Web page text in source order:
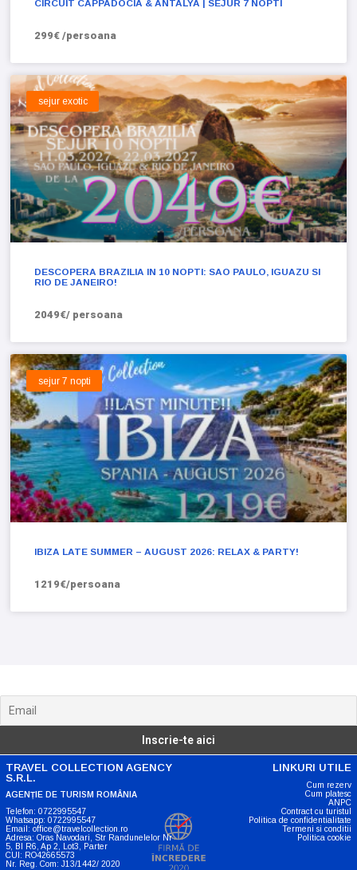
CIRCUIT CAPPADOCIA & ANTALYA | SEJUR 7 NOPTI
299€ /persoana
sejur exotic
DESCOPERA BRAZILIA IN 10 NOPTI: SAO PAULO, IGUAZU SI
RIO DE JANEIRO!
2049€/ persoana
sejur 7 nopti
IBIZA LATE SUMMER – AUGUST 2026: RELAX & PARTY!
1219€/persoana
TRAVEL COLLECTION AGENCY
S.R.L.
AGENȚIE DE TURISM ROMÂNIA
Telefon: 0722995547
Whatsapp: 0722995547
Email: office@travelcollection.ro
Adresa: Oras Navodari, Str Randunelelor Nr
5, Bl R6, Ap 2, Lot3, Parter
CUI: RO42665573
Nr. Reg. Com: J13/1442/ 2020
LINKURI UTILE
Cum rezerv
Cum platesc
ANPC
Contract cu turistul
Politica de confidentialitate
Termeni si conditii
Politica cookie